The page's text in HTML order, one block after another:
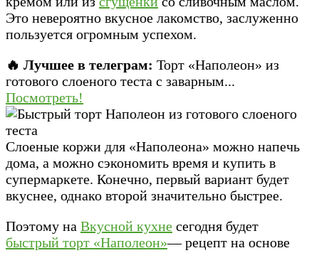
Это невероятно вкусное лакомство, заслуженно
пользуется огромным успехом.
🔥 Лучшее в телеграм: Торт «Наполеон» из
готового слоеного теста с заварным...
Посмотреть!
Слоеные коржи для «Наполеона» можно напечь
дома, а можно сэкономить время и купить в
супермаркете. Конечно, первый вариант будет
вкуснее, однако второй значительно быстрее.
Поэтому на Вкусной кухне сегодня будет
быстрый торт «Наполеон»— рецепт на основе